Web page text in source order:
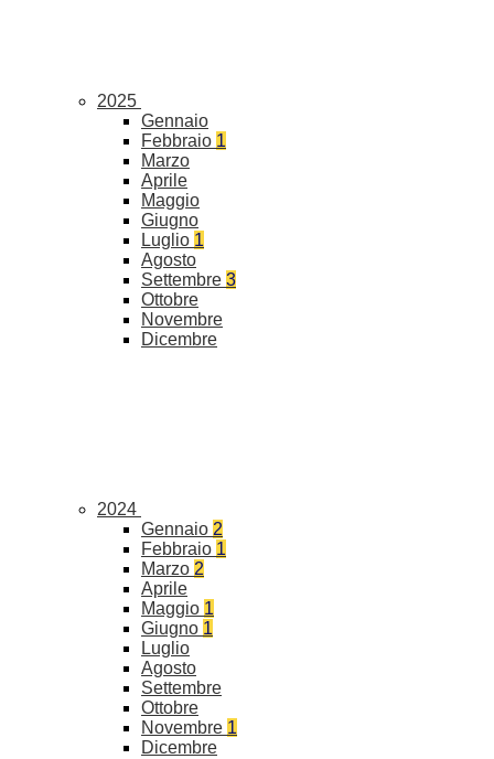
2025
Gennaio
Febbraio 1
Marzo
Aprile
Maggio
Giugno
Luglio 1
Agosto
Settembre 3
Ottobre
Novembre
Dicembre
2024
Gennaio 2
Febbraio 1
Marzo 2
Aprile
Maggio 1
Giugno 1
Luglio
Agosto
Settembre
Ottobre
Novembre 1
Dicembre